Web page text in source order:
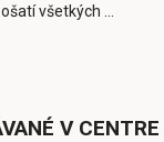
ošatí všetkých ...
V